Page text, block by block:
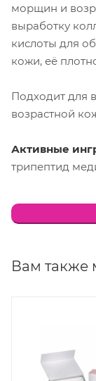
морщин и
выработку
кислоты для
кожи, её
Подходит для
возрастной
Активные
трипептид
Способ
очищенную
Сыворотка
Вам также